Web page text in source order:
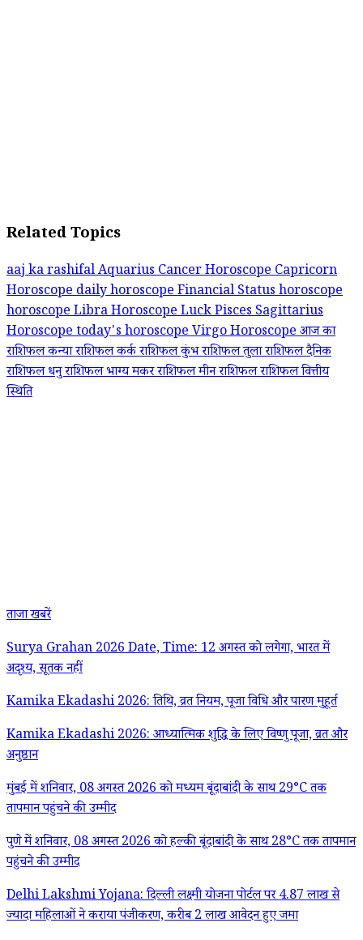
Related Topics
aaj ka rashifalAquariusCancer Horoscope Capricorn
Horoscopedaily horoscopeFinancial Statushoroscope
horoscope LibraHoroscope LuckPiscesSagittarius
Horoscopetoday's horoscopeVirgo Horoscopeआज का
राशिफलकन्या राशिफलकर्क राशिफलकुंभ राशिफलतुला राशिफलदैनिक
राशिफलधनु राशिफलभाग्यमकर राशिफलमीन राशिफलराशिफल वित्तीय
स्थिति
ताजा खबरें
Surya Grahan 2026 Date, Time: 12 अगस्त को लगेगा, भारत में
अदृश्य, सूतक नहीं
Kamika Ekadashi 2026: तिथि, व्रत नियम, पूजा विधि और पारण मुहूर्त
Kamika Ekadashi 2026: आध्यात्मिक शुद्धि के लिए विष्णु पूजा, व्रत और
अनुष्ठान
मुंबई में शनिवार, 08 अगस्त 2026 को मध्यम बूंदाबांदी के साथ 29°C तक
तापमान पहुंचने की उम्मीद
पुणे में शनिवार, 08 अगस्त 2026 को हल्की बूंदाबांदी के साथ 28°C तक तापमान
पहुंचने की उम्मीद
Delhi Lakshmi Yojana: दिल्ली लक्ष्मी योजना पोर्टल पर 4.87 लाख से
ज्यादा महिलाओं ने कराया पंजीकरण, करीब 2 लाख आवेदन हुए जमा